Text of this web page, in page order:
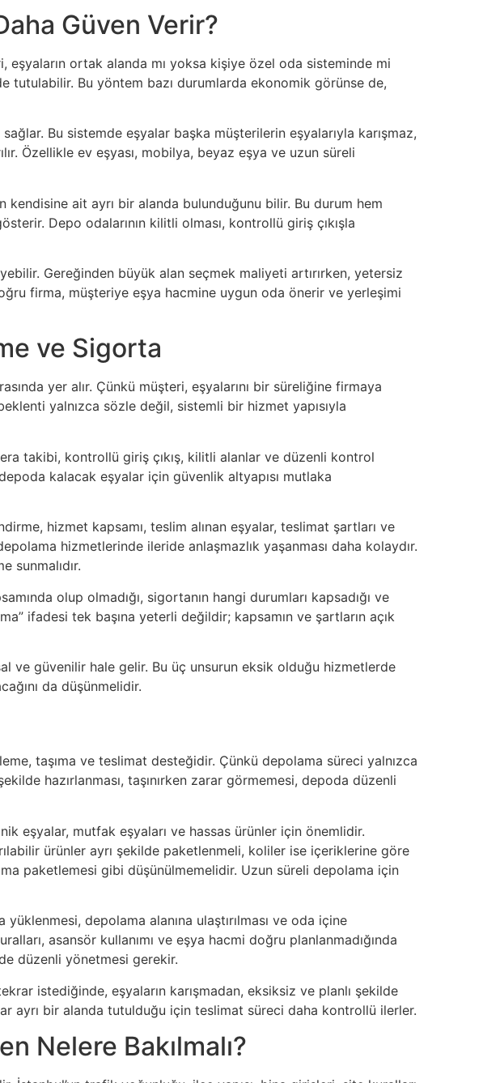
Güven Verir?
ortak alanda mı yoksa kişiye özel oda sisteminde mi
tutulabilir. Bu yöntem bazı durumlarda ekonomik görünse de,
Bu sistemde eşyalar başka müşterilerin eşyalarıyla karışmaz,
Özellikle ev eşyası, mobilya, beyaz eşya ve uzun süreli
kendisine ait ayrı bir alanda bulunduğunu bilir. Bu durum hem
Depo odalarının kilitli olması, kontrollü giriş çıkışla
Gereğinden büyük alan seçmek maliyeti artırırken, yetersiz
firma, müşteriye eşya hacmine uygun oda önerir ve yerleşimi
ve Sigorta
yer alır. Çünkü müşteri, eşyalarını bir süreliğine firmaya
yalnızca sözle değil, sistemli bir hizmet yapısıyla
takibi, kontrollü giriş çıkış, kilitli alanlar ve düzenli kontrol
kalacak eşyalar için güvenlik altyapısı mutlaka
hizmet kapsamı, teslim alınan eşyalar, teslimat şartları ve
hizmetlerinde ileride anlaşmazlık yaşanması daha kolaydır.
sunmalıdır.
olup olmadığı, sigortanın hangi durumları kapsadığı ve
ifadesi tek başına yeterli değildir; kapsamın ve şartların açık
ve güvenilir hale gelir. Bu üç unsurun eksik olduğu hizmetlerde
da düşünmelidir.
taşıma ve teslimat desteğidir. Çünkü depolama süreci yalnızca
hazırlanması, taşınırken zarar görmemesi, depoda düzenli
eşyalar, mutfak eşyaları ve hassas ürünler için önemlidir.
ürünler ayrı şekilde paketlenmeli, koliler ise içeriklerine göre
paketlemesi gibi düşünülmemelidir. Uzun süreli depolama için
depolama alanına ulaştırılması ve oda içine
asansör kullanımı ve eşya hacmi doğru planlanmadığında
düzenli yönetmesi gerekir.
istediğinde, eşyaların karışmadan, eksiksiz ve planlı şekilde
ayrı bir alanda tutulduğu için teslimat süreci daha kontrollü ilerler.
Nelere Bakılmalı?